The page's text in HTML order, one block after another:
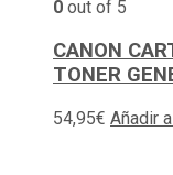
0 out of 5
CANON
TONER
54,95€ Añadir